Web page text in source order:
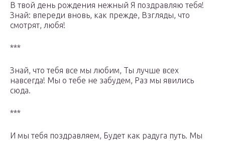
В твой день рождения нежный Я поздравляю тебя!
Знай: впереди вновь, как прежде, Взгляды, что
смотрят, любя!
***
Знай, что тебя все мы любим, Ты лучше всех
навсегда! Мы о тебе не забудем, Раз мы явились
сюда.
***
И мы тебя поздравляем, Будет как радуга путь. Мы